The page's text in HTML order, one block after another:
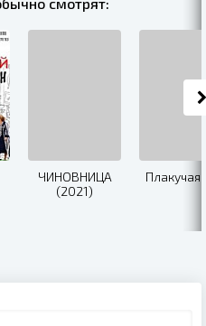
ЧИНОВНИЦА
(2021)
Плакучая